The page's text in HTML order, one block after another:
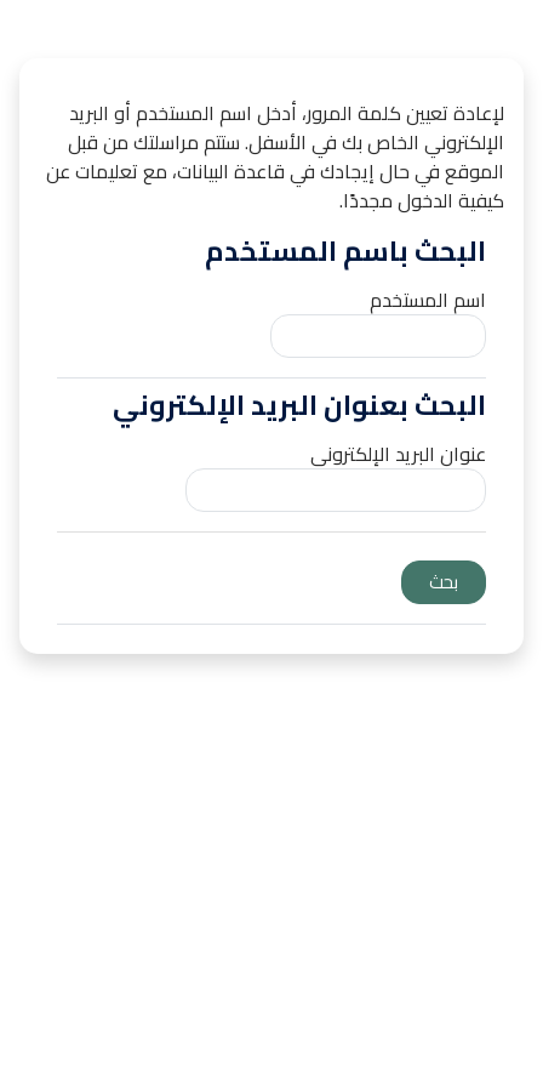
لإعادة تعيين كلمة المرور، أدخل اسم المستخدم أو البريد
الإلكتروني الخاص بك في الأسفل. ستتم مراسلتك من قبل
الموقع في حال إيجادك في قاعدة البيانات، مع تعليمات عن
كيفية الدخول مجددًا.
البحث باسم المستخدم
البحث باسم المستخدم
اسم المستخدم
البحث بعنوان البريد الإلكتروني
البحث بعنوان البريد الإلكتروني
عنوان البريد الإلكتروني